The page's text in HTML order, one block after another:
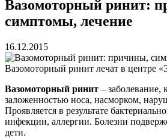
Вазомоторный ринит:
симптомы, лечение
16.12.2015
Вазомоторный ринит лечат в
Вазомоторный ринит – заболевание,
заложенностью носа, насморком,
Проявляется в результате
инфекции, аллергии. Болезни
дети.